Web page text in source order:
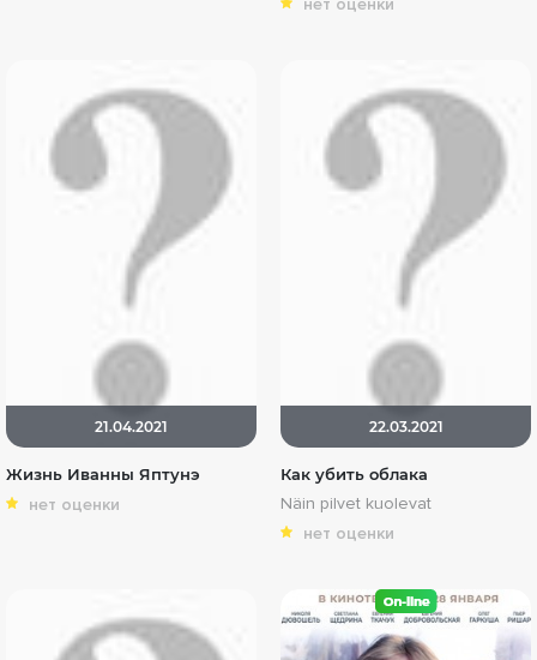
нет оценки
21.04.2021
Жизнь Иванны Яптунэ
нет оценки
22.03.2021
Как убить облака
Näin pilvet kuolevat
нет оценки